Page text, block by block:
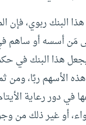
هذا البنك ربوي،
مَن أسسه أو ساهم
هذا البنك في
الأسهم ربًا، ومن
في دور رعاية
أو غير ذلك من